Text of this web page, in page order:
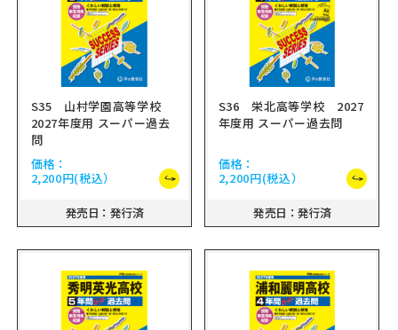
S35 山村学園高等学校
2027年度用 スーパー過去
問
価格：
2,200円(税込）
発売日：発行済
S36 栄北高等学校 2027
年度用 スーパー過去問
価格：
2,200円(税込）
発売日：発行済